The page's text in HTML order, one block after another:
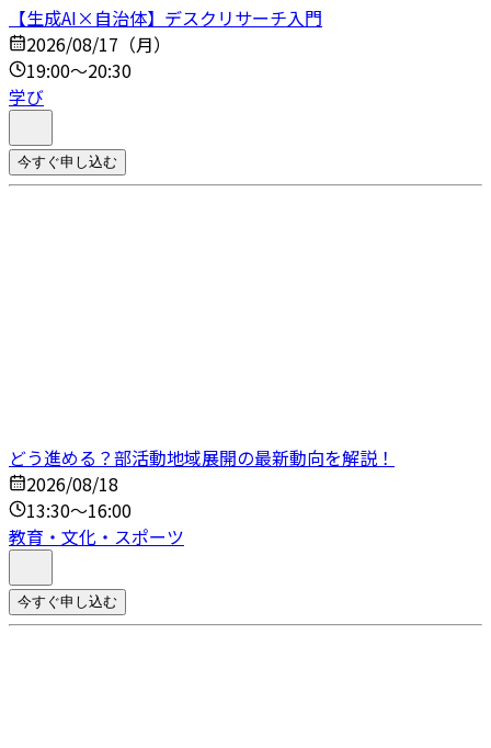
【生成AI×自治体】デスクリサーチ入門
2026/08/17（月）
19:00～20:30
学び
今すぐ申し込む
どう進める？部活動地域展開の最新動向を解説！
2026/08/18
13:30～16:00
教育・文化・スポーツ
今すぐ申し込む